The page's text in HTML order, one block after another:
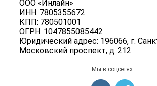
ООО «Инлайн»
ИНН: 7805355672
КПП: 780501001
ОГРН: 1047855085442
Юридический адрес: 196066, г.
Московский проспект, д. 212
Мониторинг
Вакансии
Мясные полуфабрикаты
Мясные снеки
Яйца
Карта объявлений
Мы в соцсетях: